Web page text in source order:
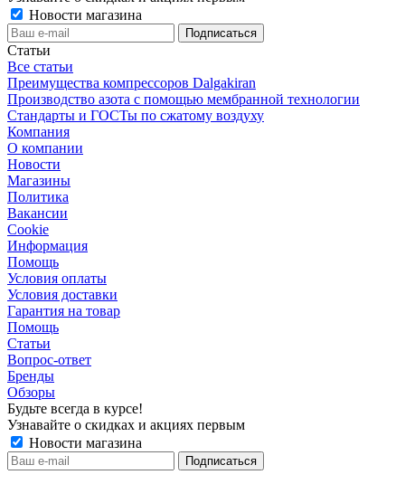
Новости магазина
Статьи
Все статьи
Преимущества компрессоров Dalgakiran
Производство азота с помощью мембранной технологии
Стандарты и ГОСТы по сжатому воздуху
Компания
О компании
Новости
Магазины
Политика
Вакансии
Сookie
Информация
Помощь
Условия оплаты
Условия доставки
Гарантия на товар
Помощь
Статьи
Вопрос-ответ
Бренды
Обзоры
Будьте всегда в курсе!
Узнавайте о скидках и акциях первым
Новости магазина